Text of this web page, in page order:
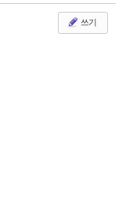
쓰기